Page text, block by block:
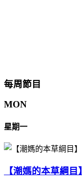
每周節目
MON
星期一
【潮媽的本草綱